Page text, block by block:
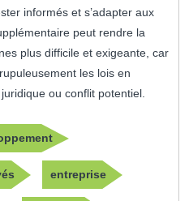
informés et s’adapter aux
peut rendre la
plus difficile et exigeante, car
les lois en
ou conflit potentiel.
entreprise